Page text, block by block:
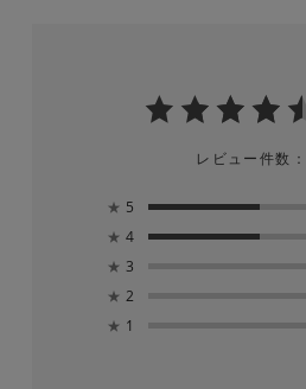
レビュー件数：
★ 5
★ 4
★ 3
★ 2
★ 1